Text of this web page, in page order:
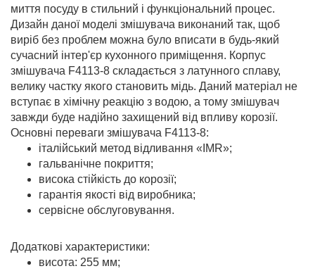
миття посуду в стильний і функціональний процес.
Дизайн даної моделі змішувача виконаний так, щоб
виріб без проблем можна було вписати в будь-який
сучасний інтер'єр кухонного приміщення. Корпус
змішувача F4113-8 складається з латунного сплаву,
велику частку якого становить мідь. Даний матеріал не
вступає в хімічну реакцію з водою, а тому змішувач
завжди буде надійно захищений від впливу корозії.
Основні переваги змішувача F4113-8:
італійський метод відливання «IMR»;
гальванічне покриття;
висока стійкість до корозії;
гарантія якості від виробника;
сервісне обслуговування.
Додаткові характеристики:
висота: 255 мм;